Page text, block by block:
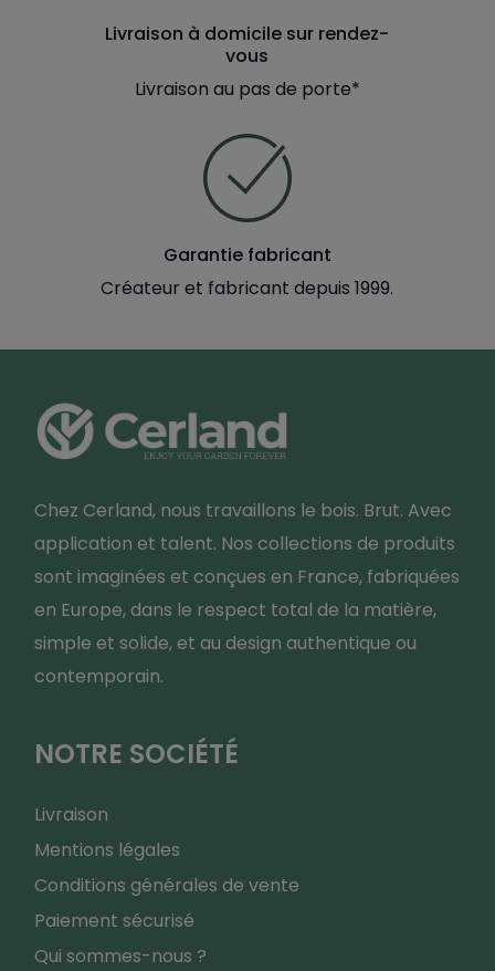
Livraison à domicile sur rendez-
vous
Livraison au pas de porte*
Garantie fabricant
Créateur et fabricant depuis 1999.
Chez Cerland, nous travaillons le bois. Brut. Avec
application et talent. Nos collections de produits
sont imaginées et conçues en France, fabriquées
en Europe, dans le respect total de la matière,
simple et solide, et au design authentique ou
contemporain.
NOTRE SOCIÉTÉ
Livraison
Mentions légales
Conditions générales de vente
Paiement sécurisé
Qui sommes-nous ?